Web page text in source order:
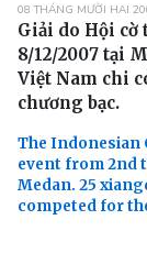
08 THÁNG MƯỜI HAI
Giải do Hội cờ
8/12/2007 tại
Việt Nam chi
chương bạc.
The Indonesian
event from 2nd
Medan. 25
competed for